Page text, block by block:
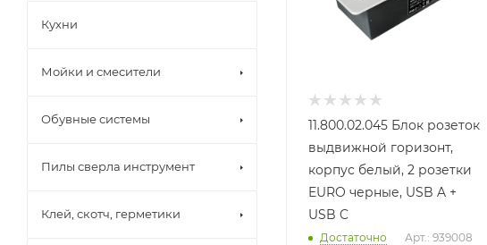
11.800.02.045 Блок розеток
выдвижной горизонт,
корпус белый, 2 розетки
EURO черные, USB A +
USB C
Достаточно Арт.: 939008
Кухни
Мойки и смесители
Обувные системы
Пилы сверла инструмент
Клей, скотч, герметики